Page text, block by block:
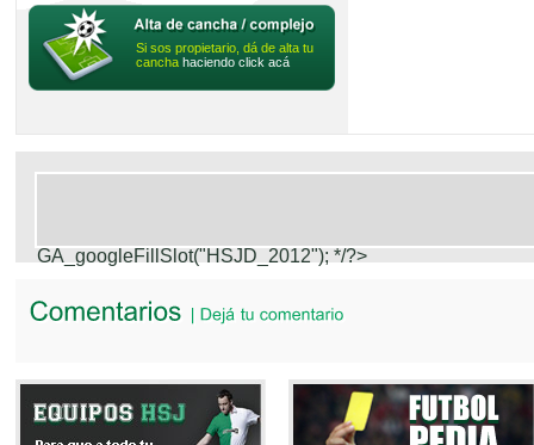
Si sos propietario, dá de alta tu
cancha haciendo click acá
GA_googleFillSlot("HSJD_2012"); */?>